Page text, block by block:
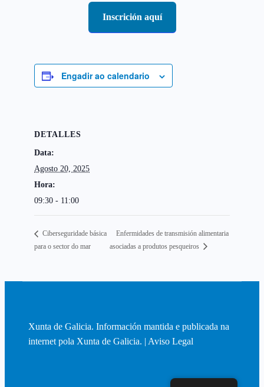
Inscrición aquí
Engadir ao calendario
DETALLES
Data:
Agosto 20, 2025
Hora:
09:30 - 11:00
Ciberseguridade básica
para o sector do mar
Enfermidades de transmisión alimentaria
asociadas a produtos pesqueiros
Xunta de Galicia. Información mantida e publicada na
internet pola Xunta de Galicia. | Aviso Legal